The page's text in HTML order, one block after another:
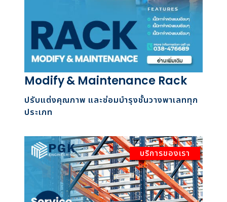
Modify & Maintenance Rack
ปรับแต่งคุณภาพ และซ่อมบำรุงชั้นวางพาเลททุก
ประเภท
บริการของเรา